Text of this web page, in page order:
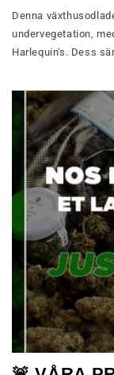
Denna
undervegetation,
Harlequin's. Dess